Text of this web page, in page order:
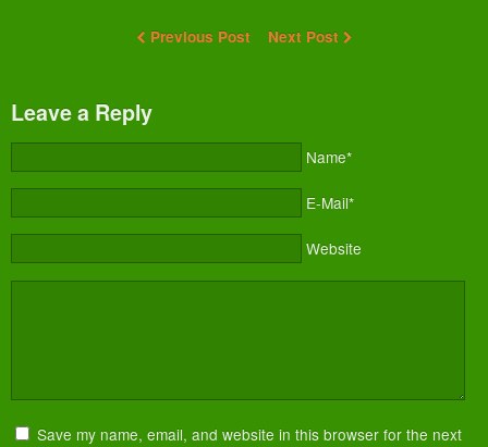
Previous Post Next Post
Leave a Reply
Name*
E-Mail*
Website
Save my name, email, and website in this browser for the next